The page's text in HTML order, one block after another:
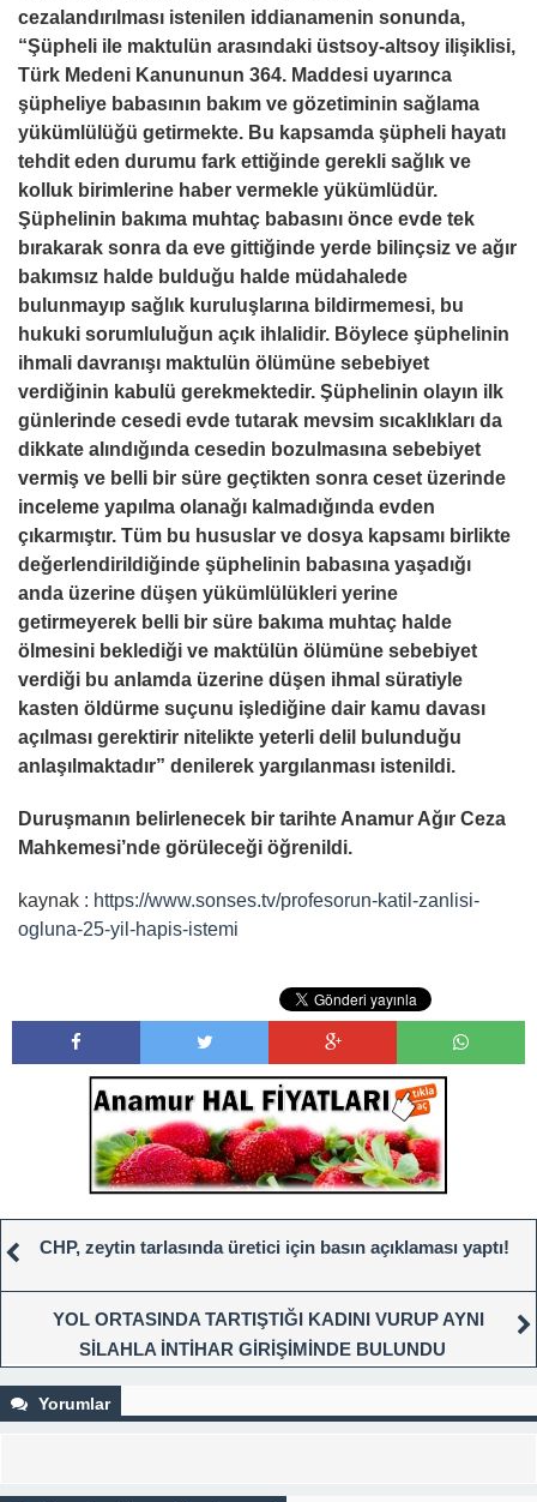
cezalandırılması istenilen iddianamenin sonunda,
“Şüpheli ile maktulün arasındaki üstsoy-altsoy ilişiklisi,
Türk Medeni Kanununun 364. Maddesi uyarınca
şüpheliye babasının bakım ve gözetiminin sağlama
yükümlülüğü getirmekte. Bu kapsamda şüpheli hayatı
tehdit eden durumu fark ettiğinde gerekli sağlık ve
kolluk birimlerine haber vermekle yükümlüdür.
Şüphelinin bakıma muhtaç babasını önce evde tek
bırakarak sonra da eve gittiğinde yerde bilinçsiz ve ağır
bakımsız halde bulduğu halde müdahalede
bulunmayıp sağlık kuruluşlarına bildirmemesi, bu
hukuki sorumluluğun açık ihlalidir. Böylece şüphelinin
ihmali davranışı maktulün ölümüne sebebiyet
verdiğinin kabulü gerekmektedir. Şüphelinin olayın ilk
günlerinde cesedi evde tutarak mevsim sıcaklıkları da
dikkate alındığında cesedin bozulmasına sebebiyet
vermiş ve belli bir süre geçtikten sonra ceset üzerinde
inceleme yapılma olanağı kalmadığında evden
çıkarmıştır. Tüm bu hususlar ve dosya kapsamı birlikte
değerlendirildiğinde şüphelinin babasına yaşadığı
anda üzerine düşen yükümlülükleri yerine
getirmeyerek belli bir süre bakıma muhtaç halde
ölmesini beklediği ve maktülün ölümüne sebebiyet
verdiği bu anlamda üzerine düşen ihmal süratiyle
kasten öldürme suçunu işlediğine dair kamu davası
açılması gerektirir nitelikte yeterli delil bulunduğu
anlaşılmaktadır” denilerek yargılanması istenildi.
Duruşmanın belirlenecek bir tarihte Anamur Ağır Ceza
Mahkemesi’nde görüleceği öğrenildi.
kaynak : https://www.sonses.tv/profesorun-katil-zanlisi-
ogluna-25-yil-hapis-istemi
CHP, zeytin tarlasında üretici için basın açıklaması yaptı!
YOL ORTASINDA TARTIŞTIĞI KADINI VURUP AYNI
SİLAHLA İNTİHAR GİRİŞİMİNDE BULUNDU
Yorumlar